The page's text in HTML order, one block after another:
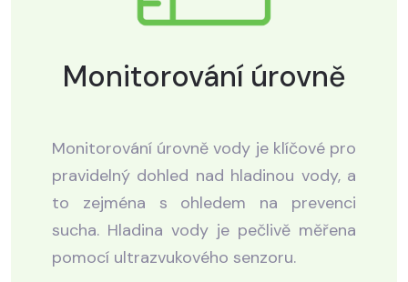
Monitorování úrovně
Monitorování úrovně vody je klíčové pro
pravidelný dohled nad hladinou vody, a
to zejména s ohledem na prevenci
sucha. Hladina vody je pečlivě měřena
pomocí ultrazvukového senzoru.